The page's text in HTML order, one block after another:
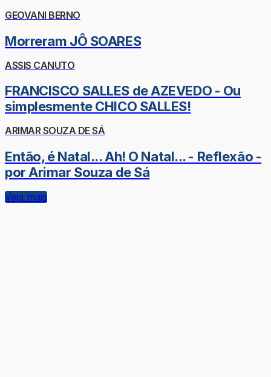
GEOVANI BERNO
Morreram JÔ SOARES
ASSIS CANUTO
FRANCISCO SALLES de AZEVEDO - Ou
simplesmente CHICO SALLES!
ARIMAR SOUZA DE SÁ
Então, é Natal... Ah! O Natal... - Reflexão -
por Arimar Souza de Sá
Veja mais